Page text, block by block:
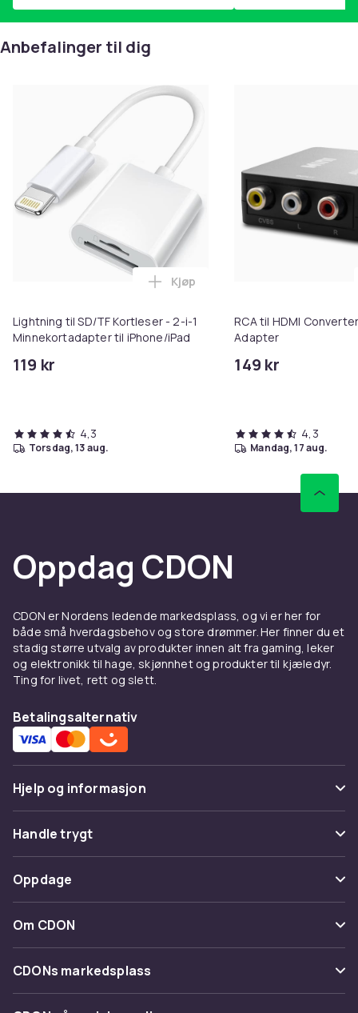
Anbefalinger til dig
Lightning til SD/TF Kortleser - 2-i-1
Minnekortadapter til iPhone/iPad
119 kr
Legg Lightning til SD/TF
Kjøp
4,3
torsdag, 13 aug.
RCA til HDMI
Adapter
149 kr
4,3
mandag, 17 aug.
Oppdag CDON
CDON er Nordens ledende markedsplass, og vi er her for
både små hverdagsbehov og store drømmer. Her finner du et
stadig større utvalg av produkter innen alt fra gaming, leker
og elektronikk til hage, skjønnhet og produkter til kjæledyr.
Ting for livet, rett og slett.
Betalingsalternativ
Hjelp og informasjon
Vanlige spørsmål
Spor pakke
Angre & returner her
Kontakt oss
Handle trygt
Betaling
Levering
Tilbakekallinger
Oppdage
Kategorier
Varemerker
Om CDON
Om oss
Kundeanmeldelser
CDONs markedsplass